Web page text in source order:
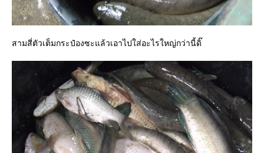
สามสี่ตัวเต็มกระป๋องซะแล้วเอาไปใส่อะไรใหญ่กว่านี้ดิ๊